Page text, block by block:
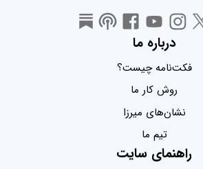
درباره ما
فکت‌نامه چیست؟
روش کار ما
نشان‌های میرزا
تیم ما
راهنمای سایت